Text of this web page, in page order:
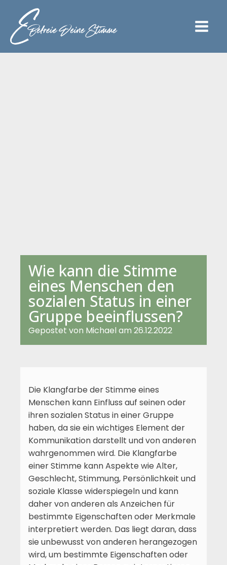
Wie kann die Stimme
eines Menschen den
sozialen Status in einer
Gruppe beeinflussen?
Gepostet von Michael am 26.12.2022
Die Klangfarbe der Stimme eines
Menschen kann Einfluss auf seinen oder
ihren sozialen Status in einer Gruppe
haben, da sie ein wichtiges Element der
Kommunikation darstellt und von anderen
wahrgenommen wird. Die Klangfarbe
einer Stimme kann Aspekte wie Alter,
Geschlecht, Stimmung, Persönlichkeit und
soziale Klasse widerspiegeln und kann
daher von anderen als Anzeichen für
bestimmte Eigenschaften oder Merkmale
interpretiert werden. Das liegt daran, dass
sie unbewusst von anderen herangezogen
wird, um bestimmte Eigenschaften oder